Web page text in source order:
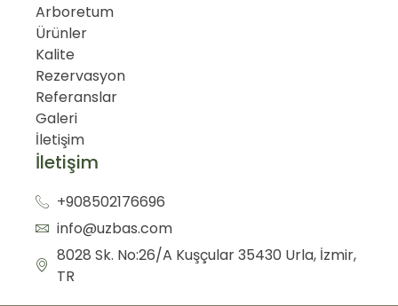
Arboretum
Ürünler
Kalite
Rezervasyon
Referanslar
Galeri
İletişim
İletişim
+908502176696
info@uzbas.com
8028 Sk. No:26/A Kuşçular 35430 Urla, İzmir,
TR